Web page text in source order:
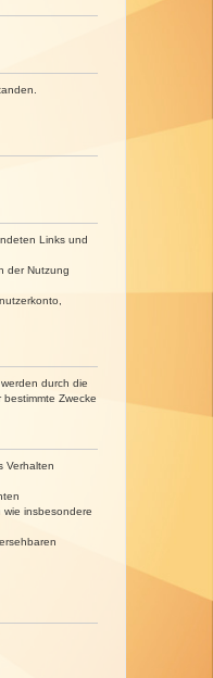
Links und
der Nutzung
durch die
Zwecke
Verhalten
insbesondere